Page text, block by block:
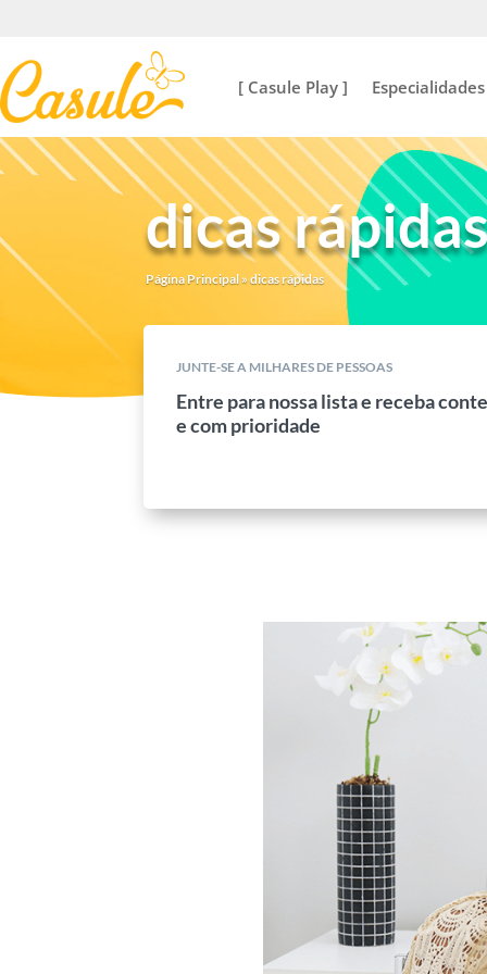
[ Casule Play ] Especialidades
dicas
Página Principal »dicas rápidas
JUNTE-SE A MILHARES DE PESSOAS
Entre para nossa lista e receba
e com prioridade